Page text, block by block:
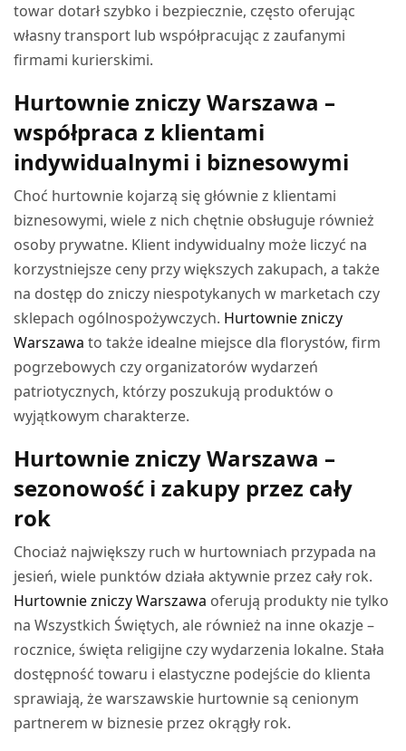
towar dotarł szybko i bezpiecznie, często oferując
własny transport lub współpracując z zaufanymi
firmami kurierskimi.
Hurtownie zniczy Warszawa –
współpraca z klientami
indywidualnymi i biznesowymi
Choć hurtownie kojarzą się głównie z klientami
biznesowymi, wiele z nich chętnie obsługuje również
osoby prywatne. Klient indywidualny może liczyć na
korzystniejsze ceny przy większych zakupach, a także
na dostęp do zniczy niespotykanych w marketach czy
sklepach ogólnospożywczych. Hurtownie zniczy
Warszawa to także idealne miejsce dla florystów, firm
pogrzebowych czy organizatorów wydarzeń
patriotycznych, którzy poszukują produktów o
wyjątkowym charakterze.
Hurtownie zniczy Warszawa –
sezonowość i zakupy przez cały
rok
Chociaż największy ruch w hurtowniach przypada na
jesień, wiele punktów działa aktywnie przez cały rok.
Hurtownie zniczy Warszawa oferują produkty nie tylko
na Wszystkich Świętych, ale również na inne okazje –
rocznice, święta religijne czy wydarzenia lokalne. Stała
dostępność towaru i elastyczne podejście do klienta
sprawiają, że warszawskie hurtownie są cenionym
partnerem w biznesie przez okrągły rok.